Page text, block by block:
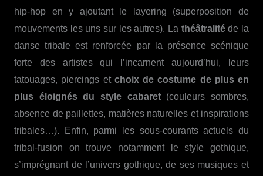
hip-hop en y ajoutant le layering (superposition de
mouvements les uns sur les autres). La théâtralitéde la
danse tribale est renforcée par la présence scénique
forte des artistes qui l’incarnent aujourd’hui, leurs
tatouages, piercings et choix de costume de plus en
plus éloignés du style cabaret (couleurs sombres,
absence de paillettes, matières naturelles et inspirations
tribales…). Enfin, parmi les sous-courants actuels du
tribal-fusion on trouve notamment le style gothique,
s’imprégnant de l’univers gothique, de ses musiques et